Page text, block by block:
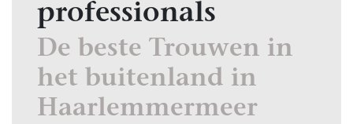
professionals
De beste Trouwen in
het buitenland in
Haarlemmermeer